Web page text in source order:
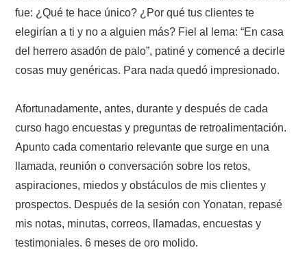
fue: ¿Qué te hace único? ¿Por qué tus clientes te
elegirían a ti y no a alguien más? Fiel al lema: “En casa
del herrero asadón de palo”, patiné y comencé a decirle
cosas muy genéricas. Para nada quedó impresionado.
Afortunadamente, antes, durante y después de cada
curso hago encuestas y preguntas de retroalimentación.
Apunto cada comentario relevante que surge en una
llamada, reunión o conversación sobre los retos,
aspiraciones, miedos y obstáculos de mis clientes y
prospectos. Después de la sesión con Yonatan, repasé
mis notas, minutas, correos, llamadas, encuestas y
testimoniales. 6 meses de oro molido.